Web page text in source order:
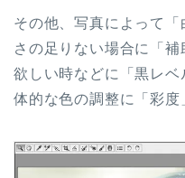
その他、写真によって
さの足りない場合に「
欲しい時などに「黒レ
体的な色の調整に「彩度